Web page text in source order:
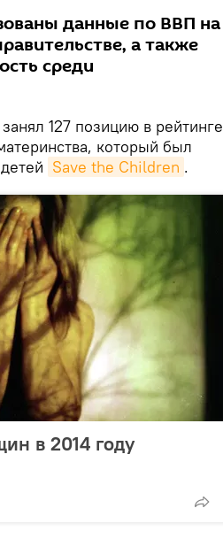
данные по ВВП на
а также
среди
127 позицию в рейтинге
который был
Save the Children .
в 2014 году